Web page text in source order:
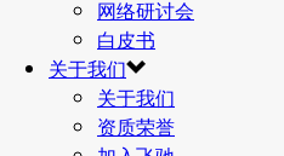
网络研讨会
白皮书
关于我们
关于我们
资质荣誉